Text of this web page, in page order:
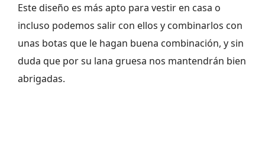
Este diseño es más apto para vestir en casa o
incluso podemos salir con ellos y combinarlos con
unas botas que le hagan buena combinación, y sin
duda que por su lana gruesa nos mantendrán bien
abrigadas.